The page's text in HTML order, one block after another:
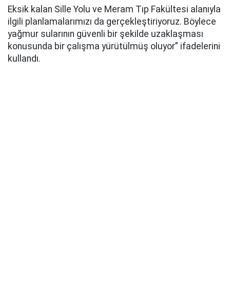
Eksik kalan Sille Yolu ve Meram Tıp Fakültesi alanıyla
ilgili planlamalarımızı da gerçekleştiriyoruz. Böylece
yağmur sularının güvenli bir şekilde uzaklaşması
konusunda bir çalışma yürütülmüş oluyor” ifadelerini
kullandı.